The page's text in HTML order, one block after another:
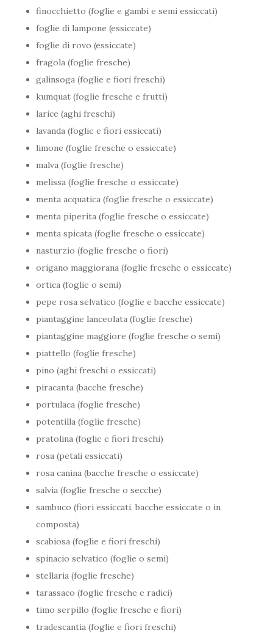
finocchietto (foglie e gambi e semi essiccati)
foglie di lampone (essiccate)
foglie di rovo (essiccate)
fragola (foglie fresche)
galinsoga (foglie e fiori freschi)
kumquat (foglie fresche e frutti)
larice (aghi freschi)
lavanda (foglie e fiori essiccati)
limone (foglie fresche o essiccate)
malva (foglie fresche)
melissa (foglie fresche o essiccate)
menta acquatica (foglie fresche o essiccate)
menta piperita (foglie fresche o essiccate)
menta spicata (foglie fresche o essiccate)
nasturzio (foglie fresche o fiori)
origano maggiorana (foglie fresche o essiccate)
ortica (foglie o semi)
pepe rosa selvatico (foglie e bacche essiccate)
piantaggine lanceolata (foglie fresche)
piantaggine maggiore (foglie fresche o semi)
piattello (foglie fresche)
pino (aghi freschi o essiccati)
piracanta (bacche fresche)
portulaca (foglie fresche)
potentilla (foglie fresche)
pratolina (foglie e fiori freschi)
rosa (petali essiccati)
rosa canina (bacche fresche o essiccate)
salvia (foglie fresche o secche)
sambuco (fiori essiccati, bacche essiccate o in
composta)
scabiosa (foglie e fiori freschi)
spinacio selvatico (foglie o semi)
stellaria (foglie fresche)
tarassaco (foglie fresche e radici)
timo serpillo (foglie fresche e fiori)
tradescantia (foglie e fiori freschi)